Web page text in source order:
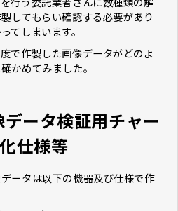
してもらい確認する必要があり
てしまいます。
で作製した画像データがどのよ
かめてみました。
ータ検証用チャー
仕様等
ータは以下の機器及び仕様で作